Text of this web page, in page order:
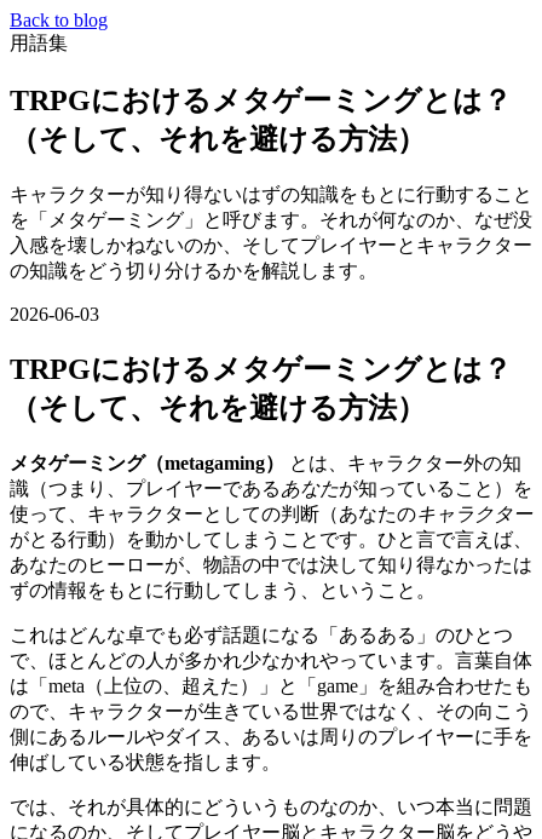
Back to blog
用語集
TRPGにおけるメタゲーミングとは？
（そして、それを避ける方法）
キャラクターが知り得ないはずの知識をもとに行動すること
を「メタゲーミング」と呼びます。それが何なのか、なぜ没
入感を壊しかねないのか、そしてプレイヤーとキャラクター
の知識をどう切り分けるかを解説します。
2026-06-03
TRPGにおけるメタゲーミングとは？
（そして、それを避ける方法）
メタゲーミング（metagaming）
とは、キャラクター外の知
識（つまり、プレイヤーであるあなたが知っていること）を
使って、キャラクターとしての判断（あなたのキャラクター
がとる行動）を動かしてしまうことです。ひと言で言えば、
あなたのヒーローが、物語の中では決して知り得なかったは
ずの情報をもとに行動してしまう、ということ。
これはどんな卓でも必ず話題になる「あるある」のひとつ
で、ほとんどの人が多かれ少なかれやっています。言葉自体
は「meta（上位の、超えた）」と「game」を組み合わせたも
ので、キャラクターが生きている世界ではなく、その向こう
側にあるルールやダイス、あるいは周りのプレイヤーに手を
伸ばしている状態を指します。
では、それが具体的にどういうものなのか、いつ本当に問題
になるのか、そしてプレイヤー脳とキャラクター脳をどうや